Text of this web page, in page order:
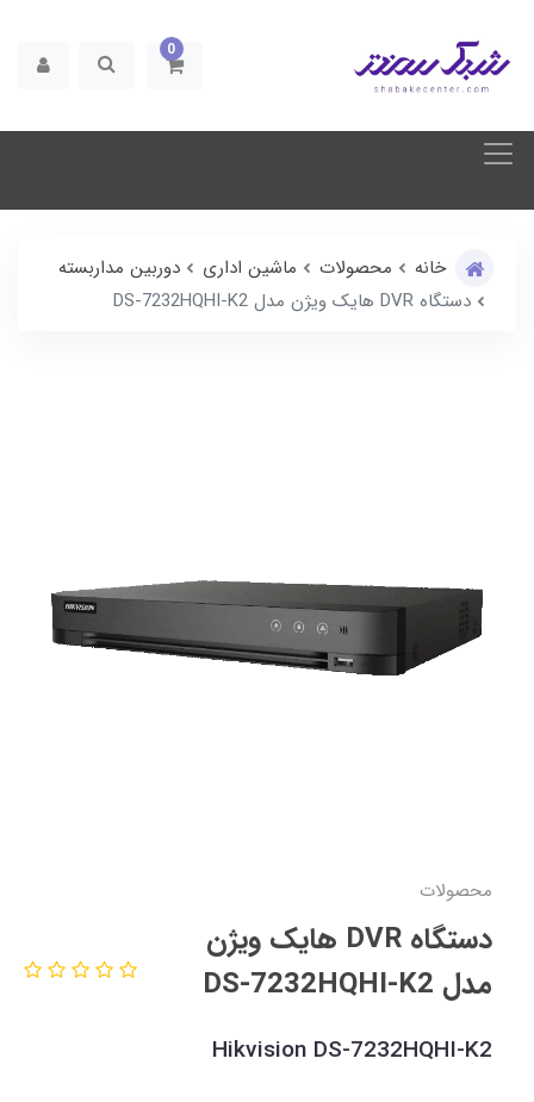
0
خانه محصولات ماشین اداری
دوربین مداربسته
دستگاه DVR هایک ویژن مدل DS-7232HQHI-K2
محصولات
دستگاه DVR هایک ویژن
مدل DS-7232HQHI-K2
Hikvision DS-7232HQHI-K2